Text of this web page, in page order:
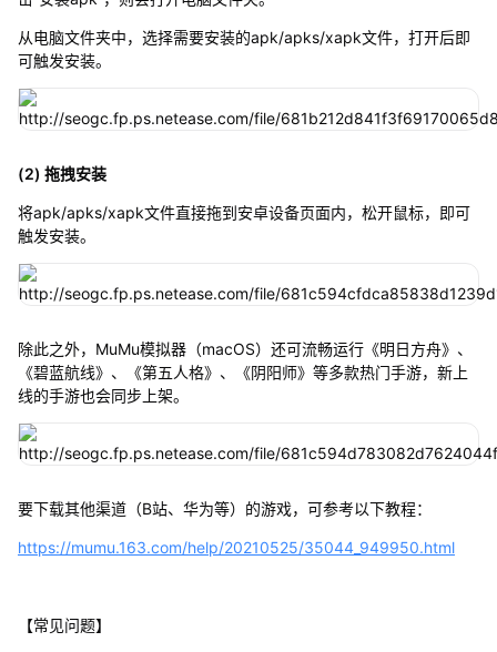
从电脑文件夹中，选择需要安装的apk/apks/xapk文件，打开后即
可触发安装。
(2) 拖拽安装
将apk/apks/xapk文件直接拖到安卓设备页面内，松开鼠标，即可
触发安装。
除此之外，MuMu模拟器（macOS）还可流畅运行《明日方舟》、
《碧蓝航线》、《第五人格》、《阴阳师》等多款热门手游，新上
线的手游也会同步上架。
要下载其他渠道（B站、华为等）的游戏，可参考以下教程：
https://mumu.163.com/help/20210525/35044_949950.html
【常见问题】